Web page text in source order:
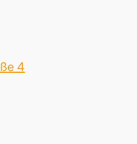
4